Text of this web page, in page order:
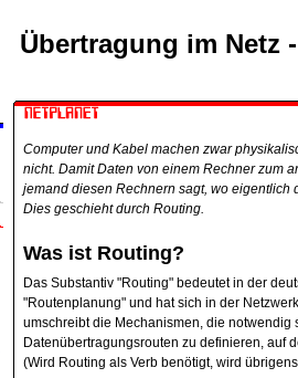
Übertragung im Netz
Computer und Kabel machen zwar
nicht. Damit Daten von einem Rechner zum
jemand diesen Rechnern sagt, wo eigentlich
Dies geschieht durch Routing.
Was ist Routing?
Das Substantiv "Routing" bedeutet in der
"Routenplanung" und hat sich in der
umschreibt die Mechanismen, die
Datenübertragungsrouten zu definieren, auf
(Wird Routing als Verb benötigt, wird